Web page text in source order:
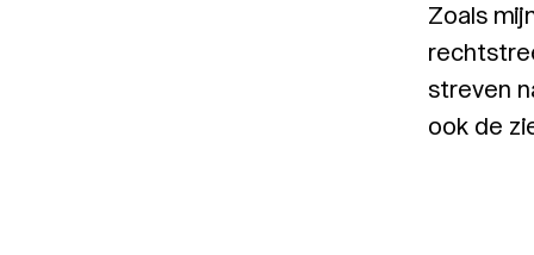
Zoals
streven
ook de